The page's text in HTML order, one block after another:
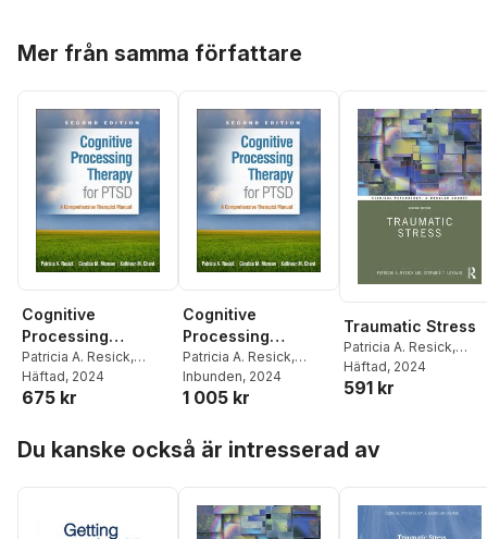
Mer från samma författare
Cognitive
Processing
Therapy for PTSD,
Second Edition
Patricia A. Resick,
Candice M. Monson
Kathleen M. Chard
Häftad, 2024
675 kr
Cognitive
Processing
Therapy for PTSD,
Second Edition
Patricia A. Resick,
Candice M. Monson
Kathleen M. Chard
Inbunden, 2024
1 005 kr
Traumatic Stress
Patricia A. Resick,
Stefanie T. LoSavio
Häftad, 2024
591 kr
Du kanske också är intresserad av